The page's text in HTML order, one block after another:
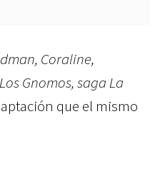
Coraline,
Gnomos, saga La
que el mismo